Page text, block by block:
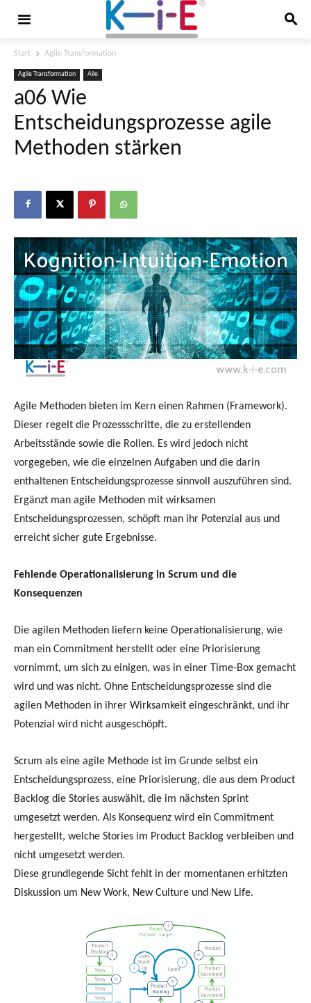
Start Agile Transformation
Agile Transformation Alle
a06 Wie
Entscheidungsprozesse agile
Methoden stärken
Agile Methoden bieten im Kern einen Rahmen (Framework).
Dieser regelt die Prozessschritte, die zu erstellenden
Arbeitsstände sowie die Rollen. Es wird jedoch nicht
vorgegeben, wie die einzelnen Aufgaben und die darin
enthaltenen Entscheidungsprozesse sinnvoll auszuführen sind.
Ergänzt man agile Methoden mit wirksamen
Entscheidungsprozessen, schöpft man ihr Potenzial aus und
erreicht sicher gute Ergebnisse.
Fehlende Operationalisierung in Scrum und die
Konsequenzen
Die agilen Methoden liefern keine Operationalisierung, wie
man ein Commitment herstellt oder eine Priorisierung
vornimmt, um sich zu einigen, was in einer Time-Box gemacht
wird und was nicht. Ohne Entscheidungsprozesse sind die
agilen Methoden in ihrer Wirksamkeit eingeschränkt, und ihr
Potenzial wird nicht ausgeschöpft.
Scrum als eine agile Methode ist im Grunde selbst ein
Entscheidungsprozess, eine Priorisierung, die aus dem Product
Backlog die Stories auswählt, die im nächsten Sprint
umgesetzt werden. Als Konsequenz wird ein Commitment
hergestellt, welche Stories im Product Backlog verbleiben und
nicht umgesetzt werden.
Diese grundlegende Sicht fehlt in der momentanen erhitzten
Diskussion um New Work, New Culture und New Life.